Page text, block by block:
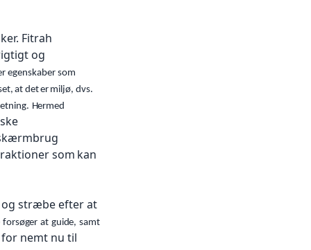
Fitrah
og
egenskaber som
at deter miljø, dvs.
Hermed
som kan
og stræbe efter at
forsøger at guide, samt
nemt nu til